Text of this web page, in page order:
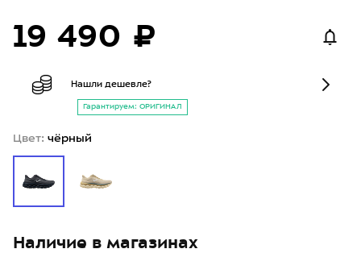
19 490 ₽
Нашли дешевле?
Гарантируем: ОРИГИНАЛ
Цвет: чёрный
Наличие в магазинах